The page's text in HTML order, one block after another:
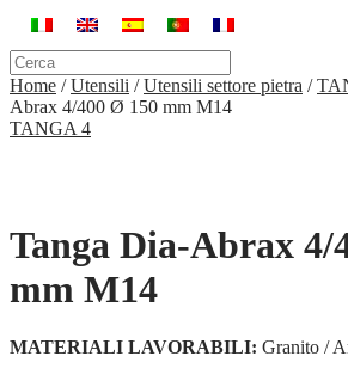
Home /Utensili /Utensili settore pietra /
Abrax 4/400 Ø 150 mm M14
TANGA 4
Tanga Dia-Abrax 4/
mm M14
MATERIALI LAVORABILI: Granito /